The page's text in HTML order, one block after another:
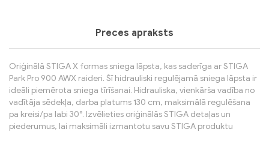
Preces apraksts
Oriģinālā STIGA X formas sniega lāpsta, kas saderīga ar STIGA
Park Pro 900 AWX raideri. Šī hidrauliski regulējamā sniega lāpsta ir
ideāli piemērota sniega tīrīšanai. Hidrauliska, vienkārša vadība no
vadītāja sēdekļa, darba platums 130 cm, maksimālā regulēšana
pa kreisi/pa labi 30°. Izvēlieties oriģinālās STIGA detaļas un
piederumus, lai maksimāli izmantotu savu STIGA produktu